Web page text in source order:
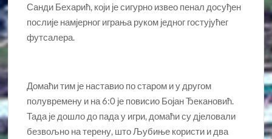
Санди Бехарић, који је сигурно извео пенал досуђен
послије намјерног играња руком једног гостујућег
футсалера.
Домаћи тим је наставио по старом и у другом
полувремену и на 6:0 је повисио Бојан Ђекановић.
Тада је дошло до пада у игри, домаћи су дјеловали
безвољно на терену, што Љубиње користи и два